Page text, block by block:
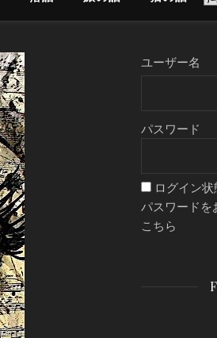
ユーザー名
パスワード
ログイン
パスワードを
こちら